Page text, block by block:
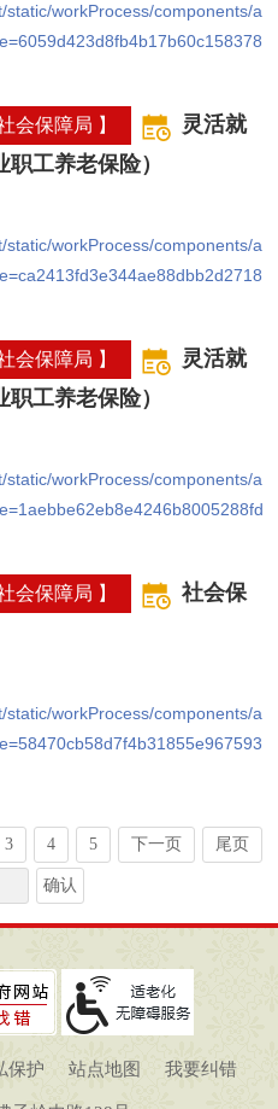
workProcess/components/a
会保障局 】
灵活就
工养老保险）
workProcess/components/a
会保障局 】
灵活就
工养老保险）
workProcess/components/a
会保障局 】
社会保
workProcess/components/a
3 4 5 下一页 尾页
确认
保护 站点地图 我要纠错